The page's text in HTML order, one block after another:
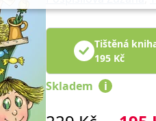
Tištěná
195 Kč
Skladem i
MARKETINGOVÉ
Analytické
jako je přihlášení uživatele a